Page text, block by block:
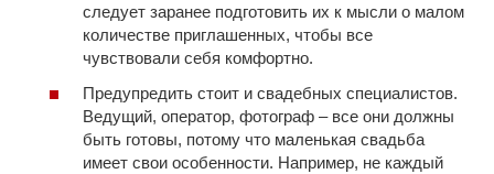
следует заранее подготовить их к мысли о малом
количестве приглашенных, чтобы все
чувствовали себя комфортно.
Предупредить стоит и свадебных специалистов.
Ведущий, оператор, фотограф – все они должны
быть готовы, потому что маленькая свадьба
имеет свои особенности. Например, не каждый